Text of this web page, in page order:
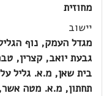
מחוזית
יישוב
מגדל העמק, נוף
גבעת יואב, קצרין,
בית שאן, מ.א. גליל
תחתון, מ.א. מטה